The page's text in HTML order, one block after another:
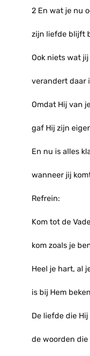
2 En wat je nu
zijn liefde blijft
Ook niets wat
verandert daar
Omdat Hij van
gaf Hij zijn
En nu is alles
wanneer jij
Refrein:
Kom tot de
kom zoals je
Heel je hart, al
is bij Hem
De liefde die
de woorden die